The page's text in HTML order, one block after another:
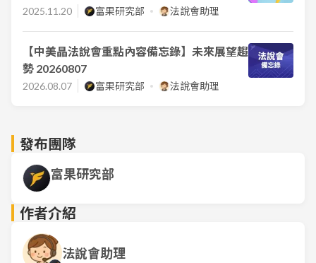
2025.11.20 富果研究部 法說會助理
【中美晶法說會重點內容備忘錄】未來展望趨
勢 20260807
2026.08.07 富果研究部 法說會助理
發布團隊
富果研究部
作者介紹
法說會助理